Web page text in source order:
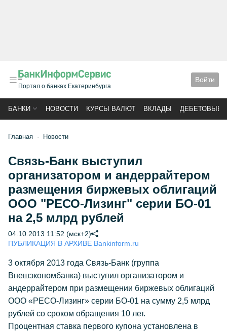
Портал о банках Екатеринбурга
Войти
БАНКИ НОВОСТИ КУРСЫ ВАЛЮТ ВКЛАДЫ ДЕБЕТОВЫЕ
Главная Новости
Связь-Банк выступил
организатором и андеррайтером
размещения биржевых облигаций
ООО "РЕСО-Лизинг" серии БО-01
на 2,5 млрд рублей
04.10.2013 11:52 (мск+2)
ПУБЛИКАЦИЯ В АРХИВЕ Bankinform.ru
3 октября 2013 года Связь-Банк (группа
Внешэкономбанка) выступил организатором и
андеррайтером при размещении биржевых облигаций
ООО «РЕСО-Лизинг» серии БО-01 на сумму 2,5 млрд
рублей со сроком обращения 10 лет.
Процентная ставка первого купона установлена в